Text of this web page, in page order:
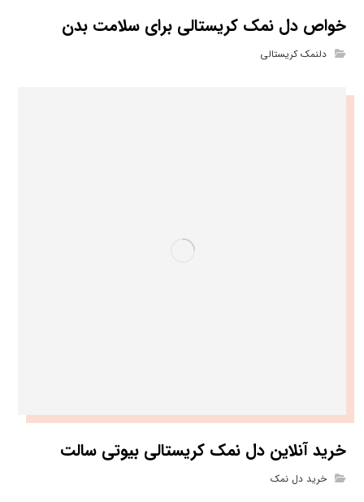
خواص دل نمک کریستالی برای سلامت بدن
دلنمک کریستالی
خرید آنلاین دل نمک کریستالی بیوتی سالت
خرید دل نمک